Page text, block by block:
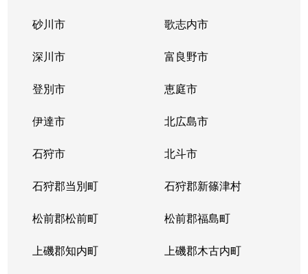
砂川市 歌志内市
深川市 富良野市
登別市 恵庭市
伊達市 北広島市
石狩市 北斗市
石狩郡当別町 石狩郡新篠津村
松前郡松前町 松前郡福島町
上磯郡知内町 上磯郡木古内町